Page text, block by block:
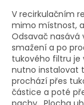
V recirkulačním
mimo místnost,
Odsavač nasává
smažení a po
tukového filtru je
nutno instalovat
prochází přes
částice a poté